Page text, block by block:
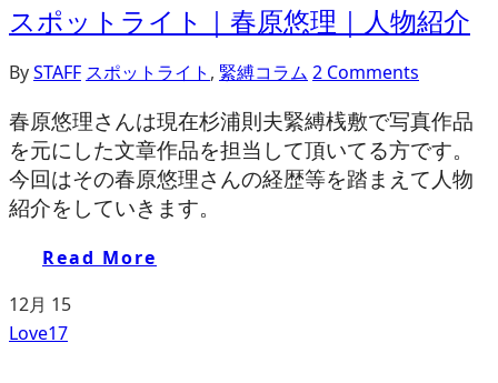
スポットライト｜春原悠理｜人物紹介
BySTAFF スポットライト , 緊縛コラム 2 Comments
春原悠理さんは現在杉浦則夫緊縛桟敷で写真作品
を元にした文章作品を担当して頂いてる方です。
今回はその春原悠理さんの経歴等を踏まえて人物
紹介をしていきます。
Read More
12月 15
Love17